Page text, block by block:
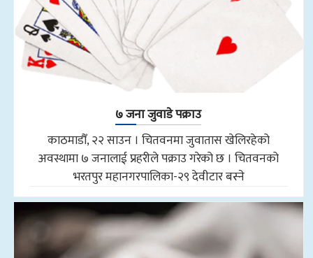
७ जना जुवाडे पक्राउ
काठमाडौँ, २२ साउन । चितवनमा जुवातास खेलिरहेको
अवस्थामा ७ जनालाई प्रहरीले पक्राउ गरेको छ । चितवनको
भरतपुर महानगरपालिका-२९ देवीटार बस्ने